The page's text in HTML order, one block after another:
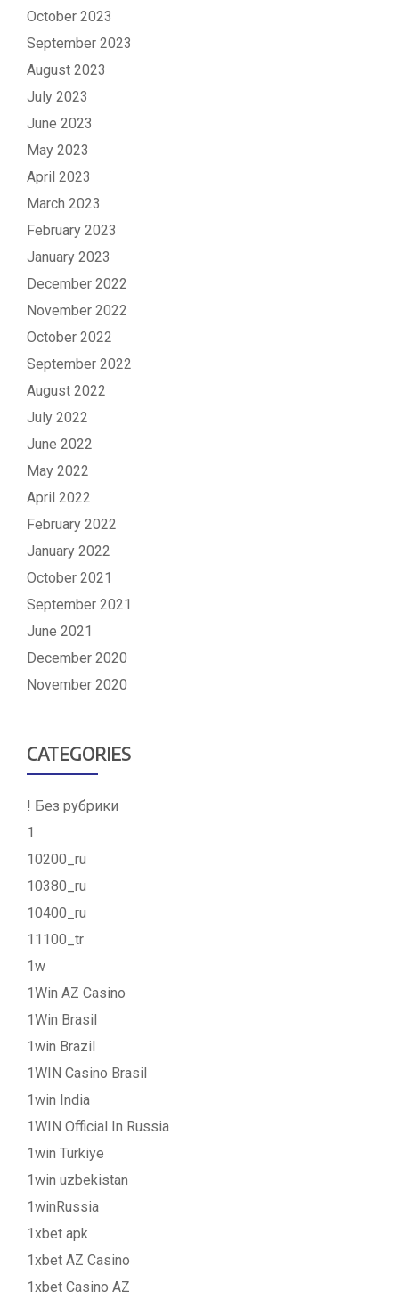
October 2023
September 2023
August 2023
July 2023
June 2023
May 2023
April 2023
March 2023
February 2023
January 2023
December 2022
November 2022
October 2022
September 2022
August 2022
July 2022
June 2022
May 2022
April 2022
February 2022
January 2022
October 2021
September 2021
June 2021
December 2020
November 2020
CATEGORIES
! Без рубрики
1
10200_ru
10380_ru
10400_ru
11100_tr
1w
1Win AZ Casino
1Win Brasil
1win Brazil
1WIN Casino Brasil
1win India
1WIN Official In Russia
1win Turkiye
1win uzbekistan
1winRussia
1xbet apk
1xbet AZ Casino
1xbet Casino AZ